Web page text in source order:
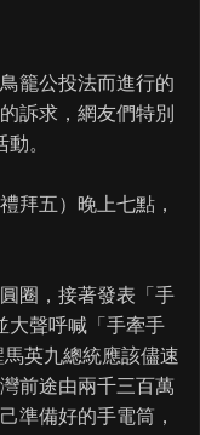
籠公投法而進行的
訴求，網友們特別
。
拜五）晚上七點，
圈，接著發表「手
大聲呼喊「手牽手
英九總統應該儘速
前途由兩千三百萬
準備好的手電筒，